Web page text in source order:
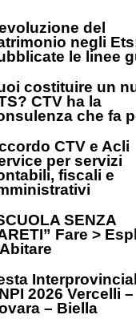
del
negli
le linee
costituire un
CTV ha la
che fa
CTV e Acli
per servizi
fiscali e
SENZA
Fare >
2026 Vercelli –
– Biella